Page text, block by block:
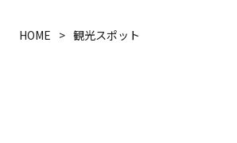
HOME 観光スポット